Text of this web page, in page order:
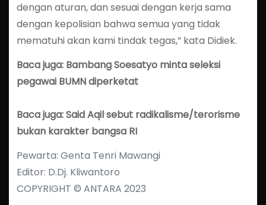
dengan aturan, dan sesuai dengan kerja sama
dengan kepolisian bahwa semua yang tidak
mematuhi akan kami tindak tegas,” kata Didiek.
Baca juga: Bambang Soesatyo minta seleksi
pegawai BUMN diperketat
Baca juga: Said Aqil sebut radikalisme/terorisme
bukan karakter bangsa RI
Pewarta: Genta Tenri Mawangi
Editor: D.Dj. Kliwantoro
COPYRIGHT © ANTARA 2023